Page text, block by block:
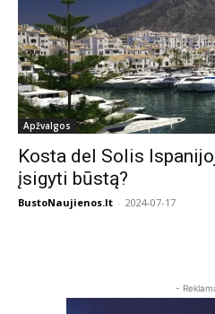
Apžvalgos
Kosta del Solis
įsigyti būstą?
BustoNaujienos.lt - 2024-07-17
-